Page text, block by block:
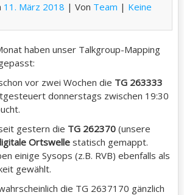
11. März 2018 | Von Team | Keine
haben unser Talkgroup-Mapping
vor zwei Wochen die TG 263333
donnerstags zwischen 19:30
gestern die TG 262370(unsere
Ortswellestatisch gemappt.
einige Sysops (z.B. RVB) ebenfalls als
gewählt.
die TG 2637170 gänzlich